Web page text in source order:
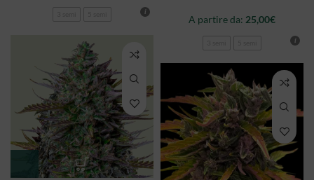
A partire da: 25,00€